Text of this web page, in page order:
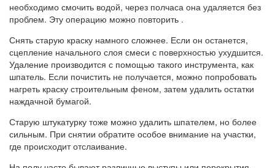
необходимо смочить водой, через полчаса она удаляется без
проблем. Эту операцию можно повторить .
Снять старую краску намного сложнее. Если он останется,
сцепление начального слоя смеси с поверхностью ухудшится.
Удаление производится с помощью такого инструмента, как
шпатель. Если почистить не получается, можно попробовать
нагреть краску строительным феном, затем удалить остатки
наждачной бумагой.
Старую штукатурку тоже можно удалить шпателем, но более
сильным. При снятии обратите особое внимание на участки,
где происходит отслаивание.